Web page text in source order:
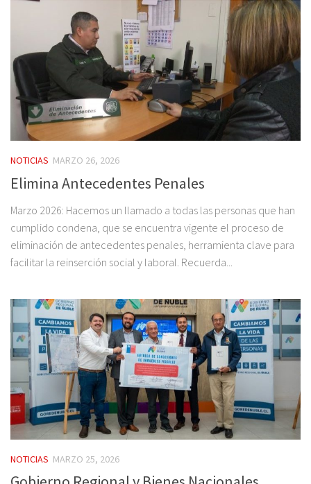
NOTICIAS MARZO 26, 2026
Elimina Antecedentes Penales
Marzo 2026: Hacemos un llamado a todas las personas que han
cumplido condena, que se encuentra vigente el proceso de
eliminación de antecedentes penales, herramienta clave para
facilitar la reinserción social y laboral. Recuerda...
NOTICIAS MARZO 25, 2026